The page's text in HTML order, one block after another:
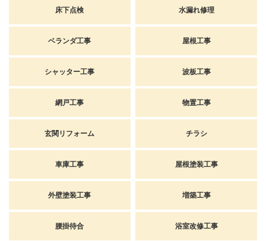
床下点検 水漏れ修理
ベランダ工事 屋根工事
シャッター工事 波板工事
網戸工事 物置工事
玄関リフォーム チラシ
車庫工事 屋根塗装工事
外壁塗装工事 増築工事
腰掛待合 浴室改修工事